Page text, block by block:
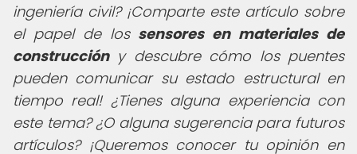
ingeniería civil? ¡Comparte este artículo sobre
el papel de los sensores en materiales de
construccióny descubre cómo los puentes
pueden comunicar su estado estructural en
tiempo real! ¿Tienes alguna experiencia con
este tema? ¿O alguna sugerencia para futuros
artículos? ¡Queremos conocer tu opinión en